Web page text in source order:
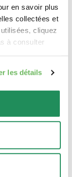
en savoir plus
collectées et
cliquez
à consulter
les détails
?
pour votre